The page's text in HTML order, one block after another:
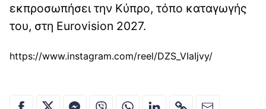
εκπροσωπήσει την Κύπρο, τόπο καταγωγής
του, στη Eurovision 2027.
https://www.instagram.com/reel/DZS_VIaIjvy/